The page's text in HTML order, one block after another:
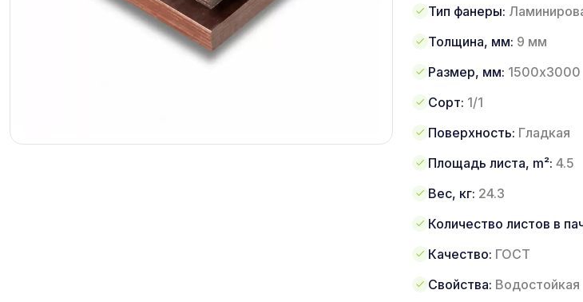
Тип фанеры:
Толщина, мм: 9 мм
Размер, мм: 1500х3000
Сорт: 1/1
Поверхность: Гладкая
Площадь листа, m²: 4.5
Вес, кг: 24.3
Количество листов в
Качество: ГОСТ
Свойства: Водостойкая